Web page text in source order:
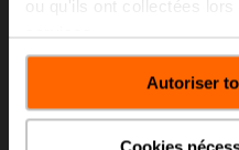
ou qu'ils ont collectées
Autoriser